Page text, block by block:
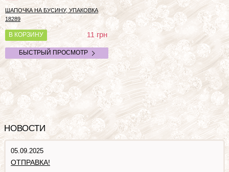
ШАПОЧКА НА БУСИНУ, УПАКОВКА
18289
В КОРЗИНУ 11грн
БЫСТРЫЙ ПРОСМОТР
НОВОСТИ
05.09.2025
ОТПРАВКА!